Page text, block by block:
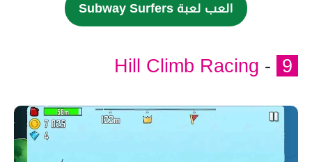
العب لعبة Subway Surfers
-
Hill Climb Racing